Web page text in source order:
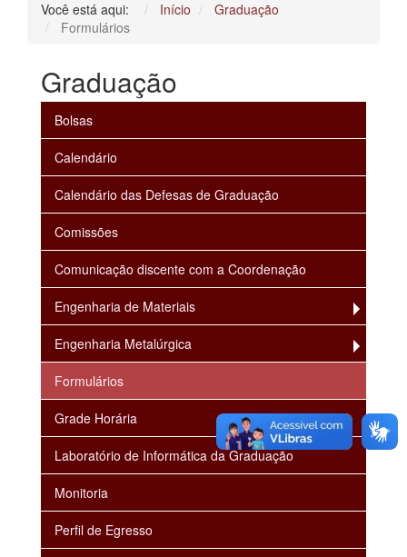
Você está aqui: Início
Graduação
Formulários
Graduação
Bolsas
Calendário
Calendário das Defesas de Graduação
Comissões
Comunicação discente com a Coordenação
Engenharia de Materiais
Engenharia Metalúrgica
Formulários
Grade Horária
Laboratório de Informática da Graduação
Monitoria
Perfil de Egresso